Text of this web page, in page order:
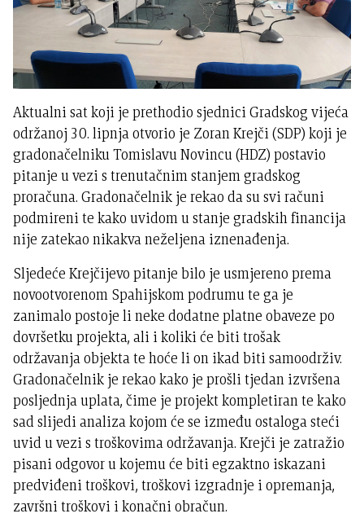
Aktualni sat koji je prethodio sjednici Gradskog vijeća
održanoj 30. lipnja otvorio je Zoran Krejči (SDP) koji je
gradonačelniku Tomislavu Novincu (HDZ) postavio
pitanje u vezi s trenutačnim stanjem gradskog
proračuna. Gradonačelnik je rekao da su svi računi
podmireni te kako uvidom u stanje gradskih financija
nije zatekao nikakva neželjena iznenađenja.
Sljedeće Krejčijevo pitanje bilo je usmjereno prema
novootvorenom Spahijskom podrumu te ga je
zanimalo postoje li neke dodatne platne obaveze po
dovršetku projekta, ali i koliki će biti trošak
održavanja objekta te hoće li on ikad biti samoodrživ.
Gradonačelnik je rekao kako je prošli tjedan izvršena
posljednja uplata, čime je projekt kompletiran te kako
sad slijedi analiza kojom će se između ostaloga steći
uvid u vezi s troškovima održavanja. Krejči je zatražio
pisani odgovor u kojemu će biti egzaktno iskazani
predviđeni troškovi, troškovi izgradnje i opremanja,
završni troškovi i konačni obračun.